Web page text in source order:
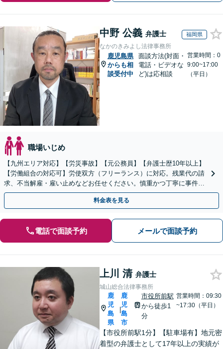
中野 公義 弁護士 福岡県
なかのきみよし法律事務所
鹿児島県
からも相
談受付中
面談方法(対面・
電話・ビデオな
ど)は応相談
営業時間：0
9:00~17:00
（平日）
職場いじめ
【九州エリア対応】【労災事故】【元公務員】【弁護士歴10年以上】
【労働組合の対応可】労使双方（フリーランス）に対応。残業代の請
求、不当解雇・雇い止めなどお任せください。慎重かつ丁寧に事件解
決へと進めます。
料金表を見る
電話で面談予約 メールで面談予約
上川 清 弁護士
城山総合法律事務所
鹿
児
島
県
|
鹿
児
島
市
市役所前駅
から徒歩1
分
営業時間：09:30
~17:30（平日）
【市役所前駅1分】【駐車場有】地元密
着型の弁護士として17年以上の実績が